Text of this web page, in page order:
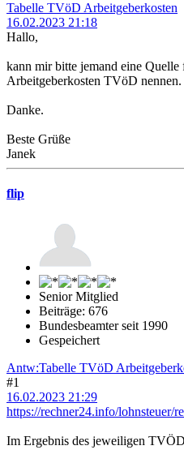
Tabelle TVöD Arbeitgeberkosten
16.02.2023 21:18
Hallo,
kann mir bitte jemand eine Quelle
Arbeitgeberkosten TVöD nennen.
Danke.
Beste Grüße
Janek
flip
Senior Mitglied
Beiträge: 676
Bundesbeamter seit 1990
Gespeichert
Antw:Tabelle TVöD
#1
16.02.2023 21:29
https://rechner24.info/lohnsteuer/
Im Ergebnis des jeweiligen